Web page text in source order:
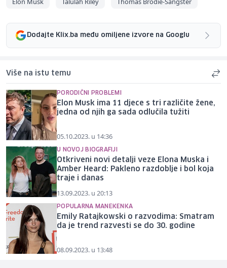
Dodajte Klix.ba među omiljene izvore na Googlu
Više na istu temu
PORODIČNI PROBLEMI
Elon Musk ima 11 djece s tri različite žene,
jedna od njih ga sada odlučila tužiti
05.10.2023. u 14:36
U NOVOJ BIOGRAFIJI
Otkriveni novi detalji veze Elona Muska i
Amber Heard: Pakleno razdoblje i bol koja
traje i danas
13.09.2023. u 20:13
POPULARNA MANEKENKA
Emily Ratajkowski o razvodima: Smatram
da je trend razvesti se do 30. godine
08.09.2023. u 13:48